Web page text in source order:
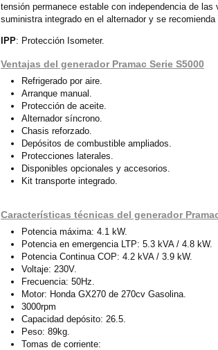
tensión permanece estable con independencia de
suministra integrado en el alternador y se
IPP: Protección Isometer.
Ventajas del generador Pramac Serie S5000
Refrigerado por aire.
Arranque manual.
Protección de aceite.
Alternador síncrono.
Chasis reforzado.
Depósitos de combustible ampliados.
Protecciones laterales.
Disponibles opcionales y accesorios.
Kit transporte integrado.
Características técnicas del generador
Potencia máxima: 4.1 kW.
Potencia en emergencia LTP: 5.3 kVA / 4.8 kW.
Potencia Continua COP: 4.2 kVA / 3.9 kW.
Voltaje: 230V.
Frecuencia: 50Hz.
Motor: Honda GX270 de 270cv Gasolina.
3000rpm
Capacidad depósito: 26.5.
Peso: 89kg.
Tomas de corriente: